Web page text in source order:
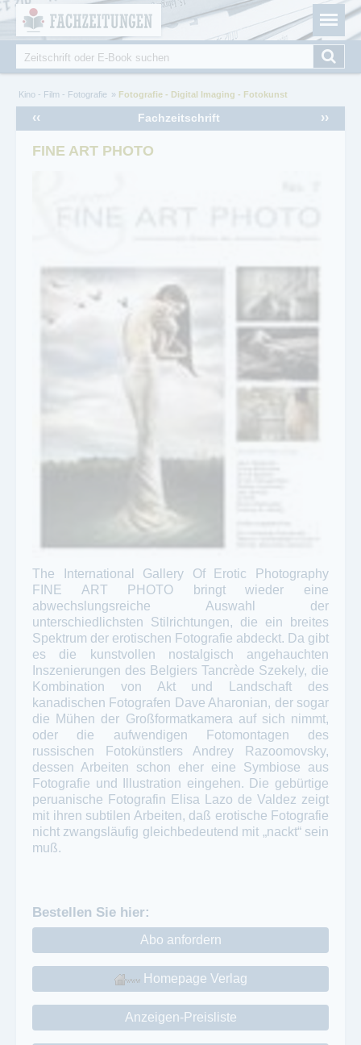
Fachzeitungen.de - Das unabhängige Portal für
Fachmagazine Fachpublikationen & eBooks
Suche
Sie sind hier
Kino - Film - Fotografie Fotografie - Digital Imaging - Fotokunst
Fachzeitschrift
‹‹ ››
FINE ART PHOTO
The International Gallery Of Erotic Photography
FINE ART PHOTO bringt wieder eine
abwechslungsreiche Auswahl der
unterschiedlichsten Stilrichtungen, die ein breites
Spektrum der erotischen Fotografie abdeckt. Da gibt
es die kunstvollen nostalgisch angehauchten
Inszenierungen des Belgiers Tancrède Szekely, die
Kombination von Akt und Landschaft des
kanadischen Fotografen Dave Aharonian, der sogar
die Mühen der Großformatkamera auf sich nimmt,
oder die aufwendigen Fotomontagen des
russischen Fotokünstlers Andrey Razoomovsky,
dessen Arbeiten schon eher eine Symbiose aus
Fotografie und Illustration eingehen. Die gebürtige
peruanische Fotografin Elisa Lazo de Valdez zeigt
mit ihren subtilen Arbeiten, daß erotische Fotografie
nicht zwangsläufig gleichbedeutend mit „nackt“ sein
muß.
Bestellen Sie hier:
Abo anfordern
Homepage Verlag
Anzeigen-Preisliste
Cookie-Einstellungen